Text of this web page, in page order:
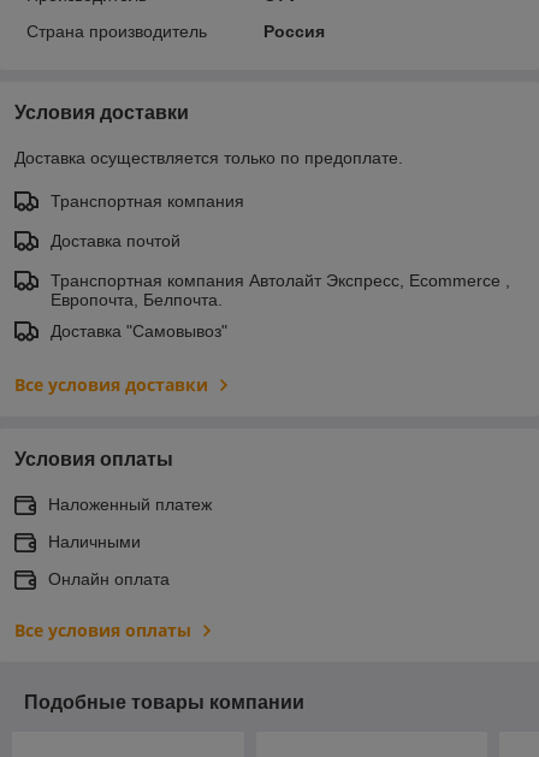
Страна производитель
Россия
Условия доставки
Доставка осуществляется только по предоплате.
Транспортная компания
Доставка почтой
Транспортная компания Автолайт Экспресс, Ecommerce ,
Европочта, Белпочта.
Доставка "Самовывоз"
Все условия доставки
Условия оплаты
Наложенный платеж
Наличными
Онлайн оплата
Все условия оплаты
Подобные товары компании